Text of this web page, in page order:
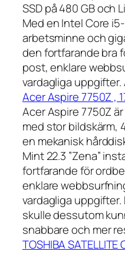
SSD på 480 GB och
Med en Intel Core
arbetsminne och
den fortfarande bra
post, enklare
vardagliga uppgifter.
Acer Aspire 7750Z ,
Acer Aspire 7750Z
med stor bildskärm,
en mekanisk
Mint 22.3 ”Zena”
fortfarande för
enklare
vardagliga
skulle dessutom
snabbare och mer
TOSHIBA SATELLITE